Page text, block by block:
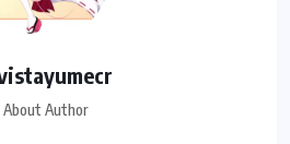
About Author